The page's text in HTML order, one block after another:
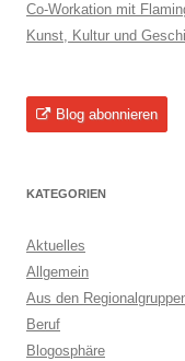
Co-Workation mit
Kunst, Kultur und
Blog abonnieren
KATEGORIEN
Aktuelles
Allgemein
Aus den
Beruf
Blogosphäre